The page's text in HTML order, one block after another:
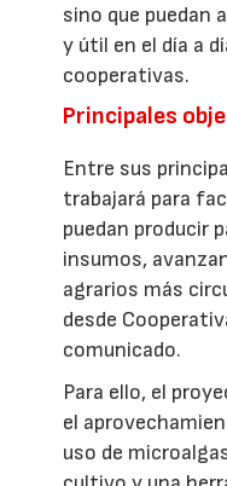
sino que puedan
y útil en el día a
cooperativas.
Principales
Entre sus
trabajará para
puedan producir
insumos,
agrarios más
desde
comunicado.
Para ello, el
el
uso de